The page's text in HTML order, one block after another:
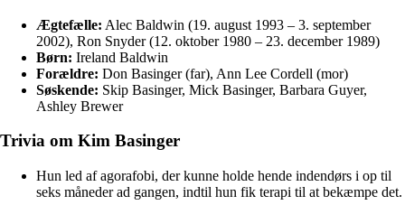
Ægtefælle: Alec Baldwin (19. august 1993 – 3. september
2002), Ron Snyder (12. oktober 1980 – 23. december 1989)
Børn: Ireland Baldwin
Forældre: Don Basinger (far), Ann Lee Cordell (mor)
Søskende: Skip Basinger, Mick Basinger, Barbara Guyer,
Ashley Brewer
Trivia om Kim Basinger
Hun led af agorafobi, der kunne holde hende indendørs i op til
seks måneder ad gangen, indtil hun fik terapi til at bekæmpe det.